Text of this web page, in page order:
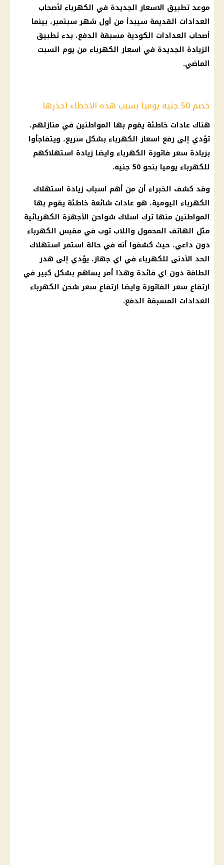
موعد تطبيق الاسعارالجديدة في الكهرباء لأصحاب
العدادات القديمة سيبدأ من أول شهر سبتمبر، بينما
أصحاب العدادات الكودية مسبقة الدفع، بدء تطبيق
الزيادة الجديدة في اسعار الكهرباء من يوم السبت
الماضي.
خصم 50 جنيه يوميا بسبب هذه الاخطاء احذرها
هناك عادات خاطئة يقوم بها المواطنين في منازلهم،
تؤدي إلى رفع اسعار الكهرباء بشكل سريع، ويتفاجأوا
بزيادة سعرفاتورة الكهرباء وايضا زيادة استهلاكهم
للكهرباء يوميا بنحو 50 جنيه.
وقد كشف الخبراء أن من أهم اسباب زيادة استهلاك
الكهرباء اليومية، هو عادات شائعة خاطئة يقوم بها
المواطنين منها ترك اسلاك شواحن الأجهزة الكهربائية
مثل الهاتف المحمول واللاب توب في مقبس الكهرباء
دون داعي، حيث كشفوا أنه في حالة استمر استهلاك
الحد الأدنى للكهرباء في اي جهاز، يؤدي إلى هدر
الطاقة دون اي فائدة وهذا أمر يساهم بشكل كبير في
ارتفاع سعر الفاتورة وايضا ارتفاع سعر شحن الكهرباء
العدادات المسبقة الدفع.